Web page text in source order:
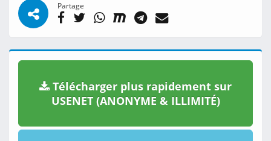
Partage
Télécharger plus rapidement sur
USENET (ANONYME & ILLIMITÉ)